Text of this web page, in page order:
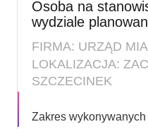
Osoba na
wydziale
FIRMA: URZĄD
LOKALIZACJA:
SZCZECINEK
Zakres wykonywanych